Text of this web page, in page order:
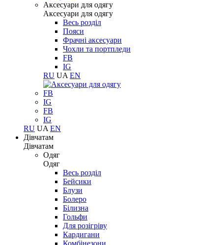
Aксесуари для одягу
Aксесуари для одягу
Весь розділ
Пояси
Фрачні аксесуари
Чохли та портпледи
FB
IG
RU UA EN
FB
IG
FB
IG
RU UA EN
Дівчатам
Дівчатам
Одяг
Одяг
Весь розділ
Бейсики
Блузи
Болеро
Білизна
Гольфи
Для розігріву
Кардигани
Комбінезони